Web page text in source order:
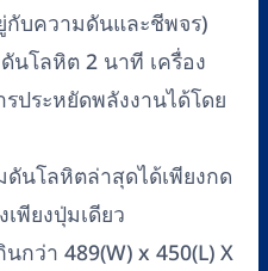
บความดันและชีพจร)
นโลหิต 2 นาที เครื่อง
ประหยัดพลังงานได้โดย
นโลหิตล่าสุดได้เพียงกด
พียงปุ่มเดียว
กว่า 489(W) x 450(L) X